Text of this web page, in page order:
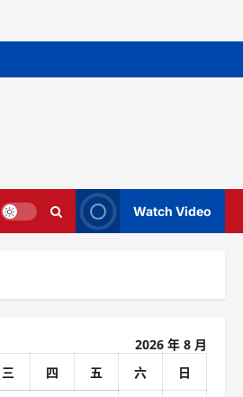
Watch Video
2026 年 8 月
三 四 五 六
日